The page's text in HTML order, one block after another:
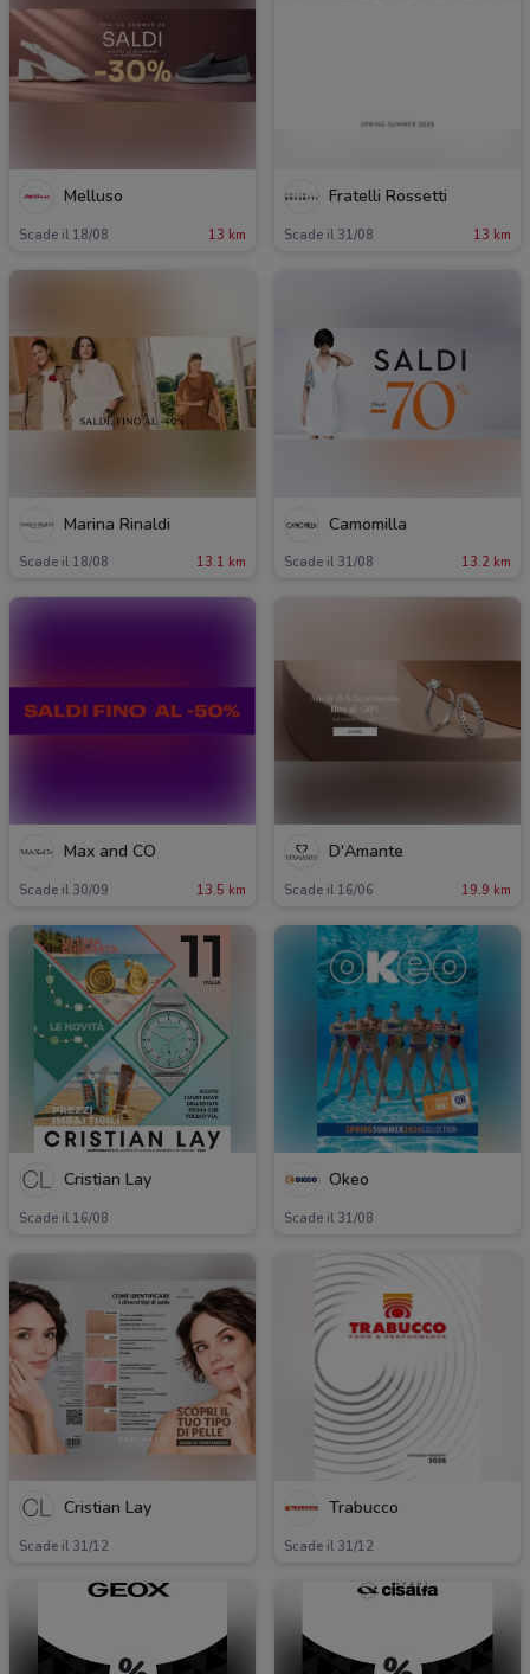
Melluso
Scade il 18/08 13 km
Fratelli Rossetti
Scade il 31/08 13 km
Marina Rinaldi
Scade il 18/08 13.1 km
Camomilla
Scade il 31/08 13.2 km
Max and CO
Scade il 30/09 13.5 km
D'Amante
Scade il 16/06 19.9 km
Cristian Lay
Scade il 16/08
Okeo
Scade il 31/08
Cristian Lay
Scade il 31/12
Trabucco
Scade il 31/12